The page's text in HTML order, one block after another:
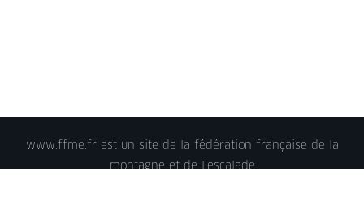
www.ffme.fr est un site de la fédération française de la
montagne et de l'escalade